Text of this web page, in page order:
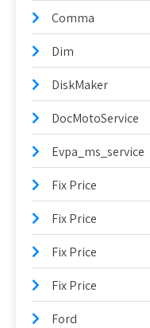
Comma
Dim
DiskMaker
DocMotoService
Evpa_ms_service
Fix Price
Fix Price
Fix Price
Fix Price
Ford